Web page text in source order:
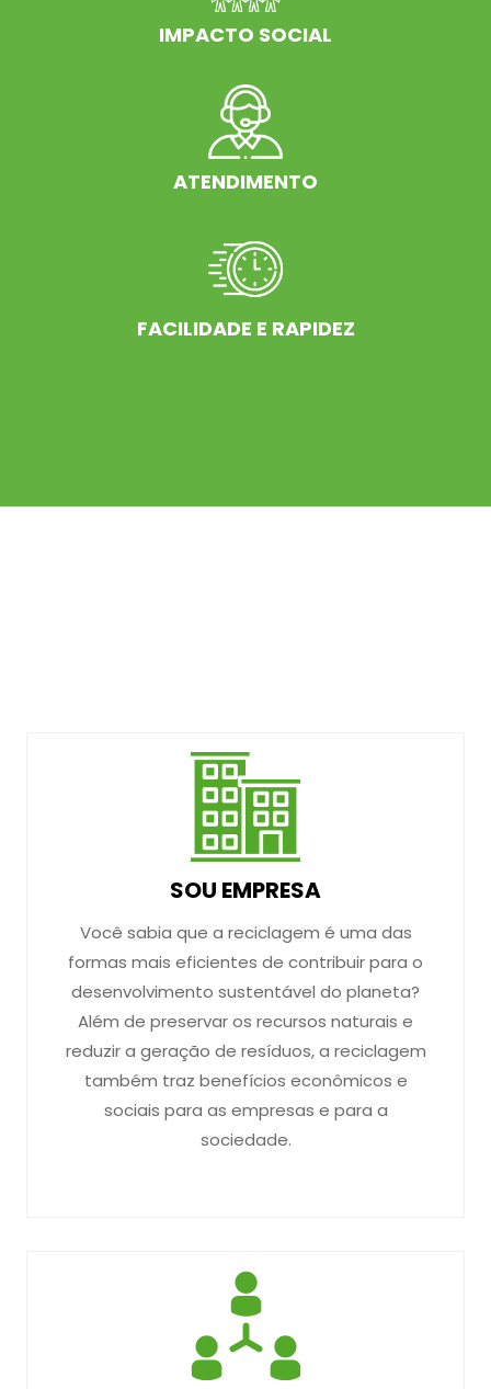
IMPACTO SOCIAL
ATENDIMENTO
FACILIDADE E RAPIDEZ
SOU EMPRESA
Você sabia que a reciclagem é uma das
formas mais eficientes de contribuir para o
desenvolvimento sustentável do planeta?
Além de preservar os recursos naturais e
reduzir a geração de resíduos, a reciclagem
também traz benefícios econômicos e
sociais para as empresas e para a
sociedade.